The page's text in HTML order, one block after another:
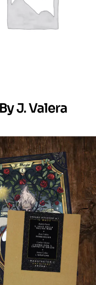
J. Valera